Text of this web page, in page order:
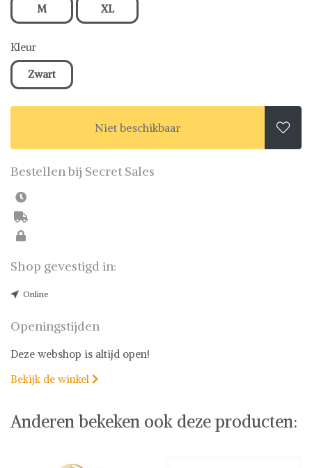
M XL
Kleur
Zwart
Niet beschikbaar 
Bestellen bij Secret Sales
Shop gevestigd in:
Online
Openingstijden
Deze webshop is altijd open!
Bekijk de winkel 
Anderen bekeken ook deze producten: